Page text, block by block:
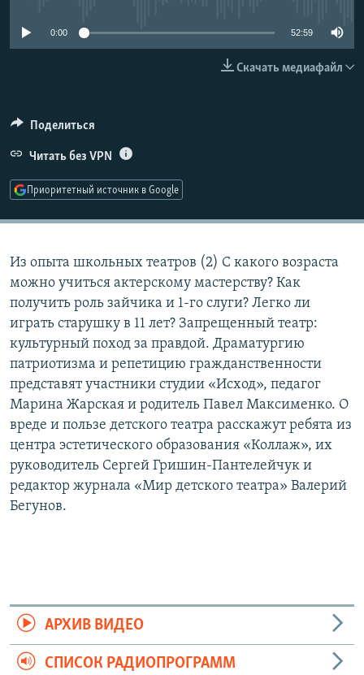
Все сайты РСЕ/РС
0:00 52:59
Скачать медиафайл
Поделиться
Читать без VPN
Приоритетный источник в Google
Из опыта школьных театров (2) С какого возраста
можно учиться актерскому мастерству? Как
получить роль зайчика и 1-го слуги? Легко ли
играть старушку в 11 лет? Запрещенный театр:
культурный поход за правдой. Драматургию
патриотизма и репетицию гражданственности
представят участники студии «Исход», педагог
Марина Жарская и родитель Павел Максименко. О
вреде и пользе детского театра расскажут ребята из
центра эстетического образования «Коллаж», их
руководитель Сергей Гришин-Пантелейчук и
редактор журнала «Мир детского театра» Валерий
Бегунов.
АРХИВ ВИДЕО
СПИСОК РАДИОПРОГРАММ